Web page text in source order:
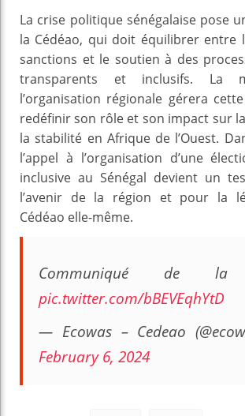
La crise politique sénégalaise pose
la Cédéao, qui doit équilibrer entre
sanctions et le soutien à des
transparents et inclusifs. La
l’organisation régionale gérera
redéfinir son rôle et son impact sur
la stabilité en Afrique de l’Ouest.
l’appel à l’organisation d’une
inclusive au Sénégal devient un
l’avenir de la région et pour la
Cédéao elle-même.
Communiqué de la
pic.twitter.com/bBEVEqhYtD
— Ecowas – Cedeao
February 6, 2024